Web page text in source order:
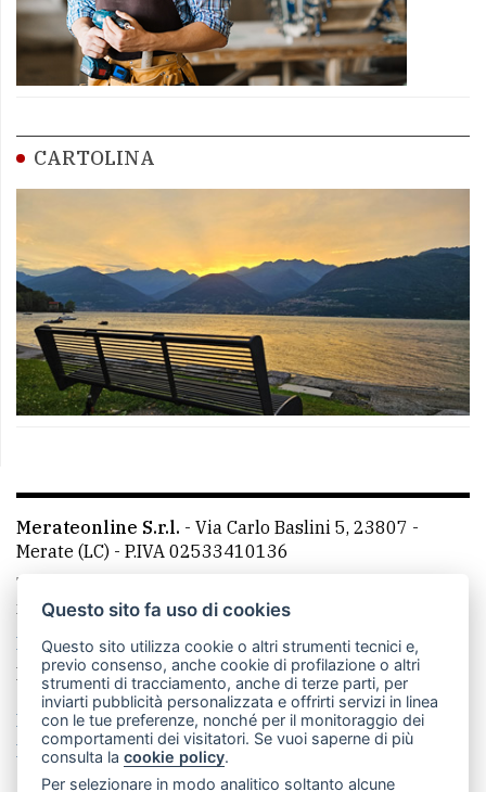
CARTOLINA
Merateonline S.r.l. - Via Carlo Baslini 5, 23807 -
Merate (LC) - P.IVA 02533410136
Telefono:
mail: redazione@leccoonline.com
La redazione
MerateOnline CasateOnline
RSS
Made by VIP
Privacy policy
Cookie policy
Rivedi le tue scelte sui cookie
Questo sito fa uso di cookies
Questo sito utilizza cookie o altri strumenti tecnici e,
previo consenso, anche cookie di profilazione o altri
strumenti di tracciamento, anche di terze parti, per
inviarti pubblicità personalizzata e offrirti servizi in linea
con le tue preferenze, nonché per il monitoraggio dei
comportamenti dei visitatori. Se vuoi saperne di più
consulta lacookie policy.
Per selezionare in modo analitico soltanto alcune